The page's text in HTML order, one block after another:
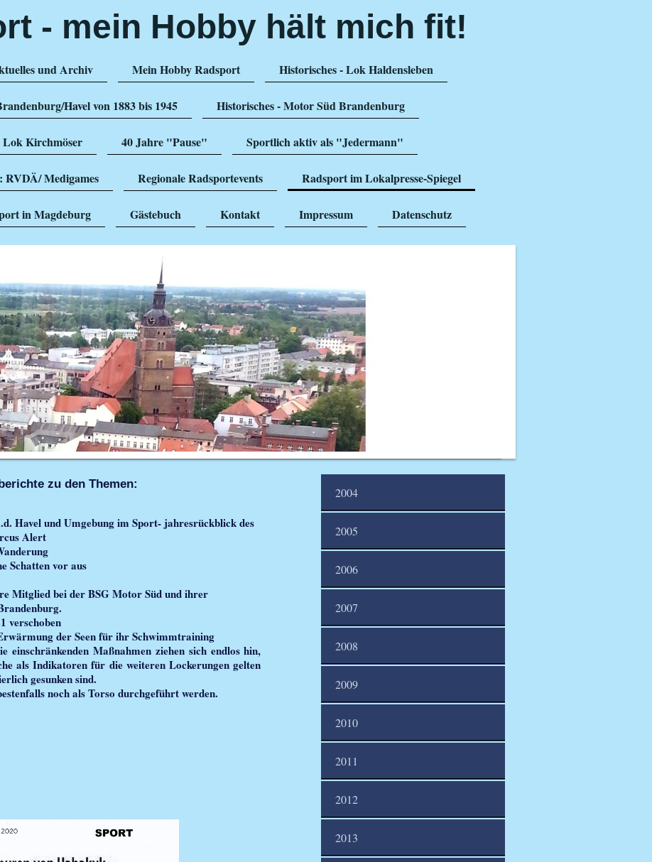
- mein Hobby hält mich fit!
und Archiv Mein Hobby Radsport Historisches - Lok Haldensleben
Havel von 1883 bis 1945 Historisches - Motor Süd Brandenburg
Lok Kirchmöser 40 Jahre "Pause" Sportlich aktiv als "Jedermann"
Medigames Regionale Radsportevents Radsport im Lokalpresse-Spiegel
in Magdeburg Gästebuch Kontakt Impressum Datenschutz
zu den Themen:
Havel und Umgebung im Sport- jahresrückblick des
Alert
Schatten vor aus
Mitglied bei der BSG Motor Süd und ihrer
verschoben
der Seen für ihr Schwimmtraining
einschränkenden Maßnahmen ziehen sich endlos hin,
als Indikatoren für die weiteren Lockerungen gelten
gesunken sind.
noch als Torso durchgeführt werden.
2004
2005
2006
2007
2008
2009
2010
2011
2012
2013